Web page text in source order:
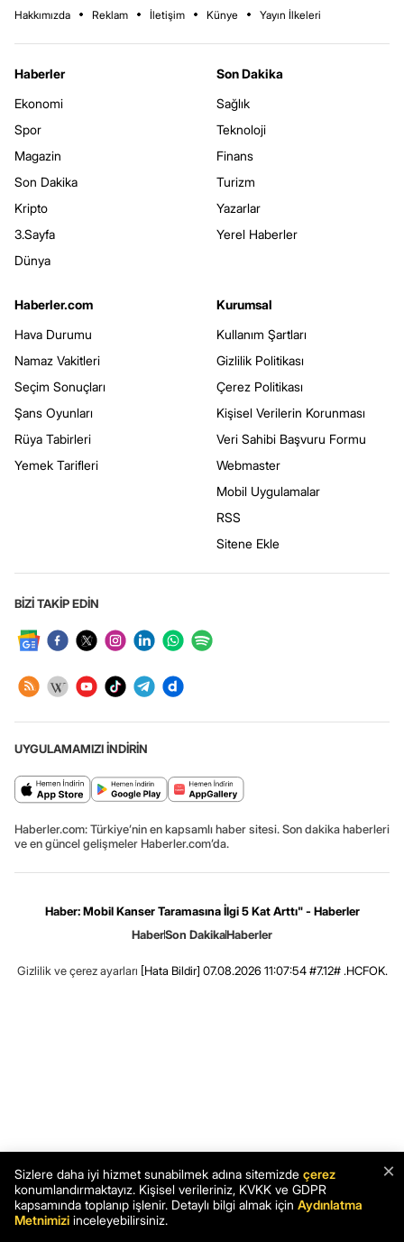
Hakkımızda Reklam İletişim Künye Yayın İlkeleri
Haberler
Ekonomi
Spor
Magazin
Son Dakika
Kripto
3.Sayfa
Dünya
Son Dakika
Sağlık
Teknoloji
Finans
Turizm
Yazarlar
Yerel Haberler
Haberler.com
Hava Durumu
Namaz Vakitleri
Seçim Sonuçları
Şans Oyunları
Rüya Tabirleri
Yemek Tarifleri
Kurumsal
Kullanım Şartları
Gizlilik Politikası
Çerez Politikası
Kişisel Verilerin Korunması
Veri Sahibi Başvuru Formu
Webmaster
Mobil Uygulamalar
RSS
Sitene Ekle
BİZİ TAKİP EDİN
UYGULAMAMIZI İNDİRİN
Haberler.com: Türkiye’nin en kapsamlı haber sitesi. Son dakika haberleri
ve en güncel gelişmeler Haberler.com’da.
Haber: Mobil Kanser Taramasına İlgi 5 Kat Arttı" - Haberler
HaberSon DakikaHaberler
Gizlilik ve çerez ayarları [Hata Bildir] 07.08.2026 11:07:54 #7.12# .HCFOK.
×
Sizlere daha iyi hizmet sunabilmek adına sitemizde çerez
konumlandırmaktayız. Kişisel verileriniz, KVKK ve GDPR
kapsamında toplanıp işlenir. Detaylı bilgi almak için Aydınlatma
Metnimizi inceleyebilirsiniz.